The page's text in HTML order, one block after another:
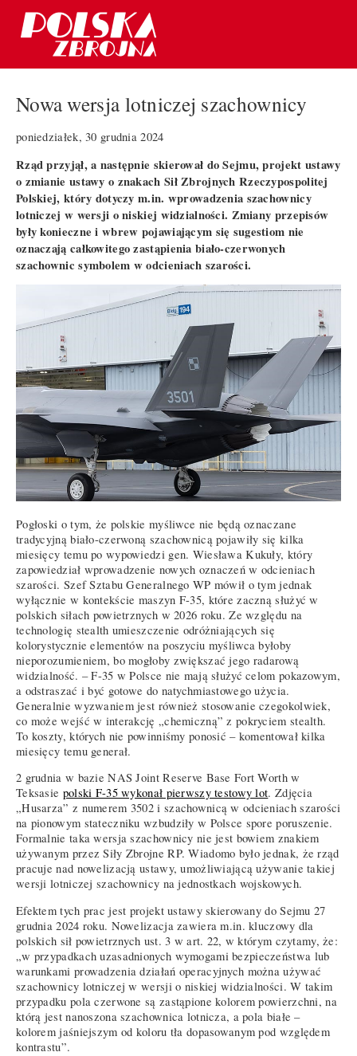
Nowa wersja lotniczej szachownicy
poniedziałek, 30 grudnia 2024
Rząd przyjął, a następnie skierował do Sejmu, projekt ustawy
o zmianie ustawy o znakach Sił Zbrojnych Rzeczypospolitej
Polskiej, który dotyczy m.in. wprowadzenia szachownicy
lotniczej w wersji o niskiej widzialności. Zmiany przepisów
były konieczne i wbrew pojawiającym się sugestiom nie
oznaczają całkowitego zastąpienia biało-czerwonych
szachownic symbolem w odcieniach szarości.
Pogłoski o tym, że polskie myśliwce nie będą oznaczane
tradycyjną biało-czerwoną szachownicą pojawiły się kilka
miesięcy temu po wypowiedzi gen. Wiesława Kukuły, który
zapowiedział wprowadzenie nowych oznaczeń w odcieniach
szarości. Szef Sztabu Generalnego WP mówił o tym jednak
wyłącznie w kontekście maszyn F-35, które zaczną służyć w
polskich siłach powietrznych w 2026 roku. Ze względu na
technologię stealth umieszczenie odróżniających się
kolorystycznie elementów na poszyciu myśliwca byłoby
nieporozumieniem, bo mogłoby zwiększać jego radarową
widzialność. – F-35 w Polsce nie mają służyć celom pokazowym,
a odstraszać i być gotowe do natychmiastowego użycia.
Generalnie wyzwaniem jest również stosowanie czegokolwiek,
co może wejść w interakcję „chemiczną” z pokryciem stealth.
To koszty, których nie powinniśmy ponosić – komentował kilka
miesięcy temu generał.
2 grudnia w bazie NAS Joint Reserve Base Fort Worth w
Teksasie polski F-35 wykonał pierwszy testowy lot. Zdjęcia
„Husarza” z numerem 3502 i szachownicą w odcieniach szarości
na pionowym stateczniku wzbudziły w Polsce spore poruszenie.
Formalnie taka wersja szachownicy nie jest bowiem znakiem
używanym przez Siły Zbrojne RP. Wiadomo było jednak, że rząd
pracuje nad nowelizacją ustawy, umożliwiającą używanie takiej
wersji lotniczej szachownicy na jednostkach wojskowych.
Efektem tych prac jest projekt ustawy skierowany do Sejmu 27
grudnia 2024 roku. Nowelizacja zawiera m.in. kluczowy dla
polskich sił powietrznych ust. 3 w art. 22, w którym czytamy, że:
„w przypadkach uzasadnionych wymogami bezpieczeństwa lub
warunkami prowadzenia działań operacyjnych można używać
szachownicy lotniczej w wersji o niskiej widzialności. W takim
przypadku pola czerwone są zastąpione kolorem powierzchni, na
którą jest nanoszona szachownica lotnicza, a pola białe –
kolorem jaśniejszym od koloru tła dopasowanym pod względem
kontrastu”.